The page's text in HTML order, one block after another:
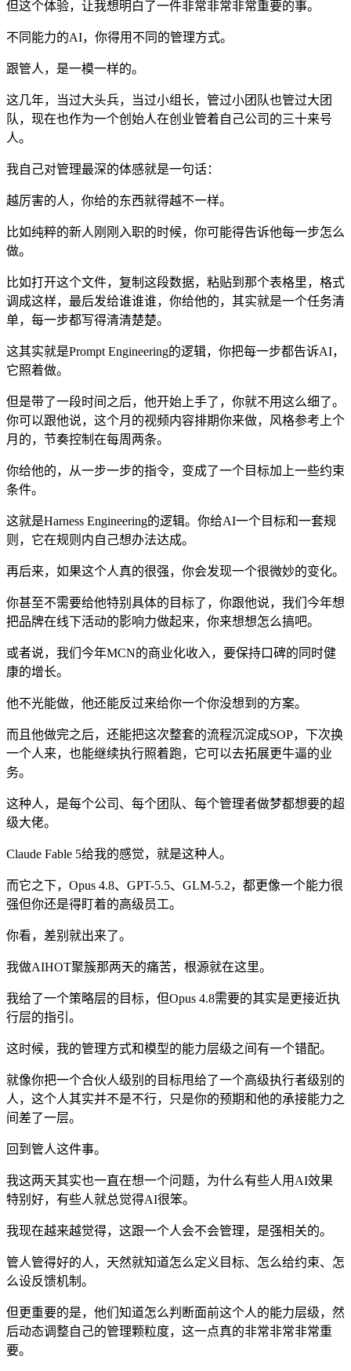
但这个体验，让我想明白了一件非常非常非常重要的事。
不同能力的AI，你得用不同的管理方式。
跟管人，是一模一样的。
这几年，当过大头兵，当过小组长，管过小团队也管过大团
队，现在也作为一个创始人在创业管着自己公司的三十来号
人。
我自己对管理最深的体感就是一句话：
越厉害的人，你给的东西就得越不一样。
比如纯粹的新人刚刚入职的时候，你可能得告诉他每一步怎么
做。
比如打开这个文件，复制这段数据，粘贴到那个表格里，格式
调成这样，最后发给谁谁谁，你给他的，其实就是一个任务清
单，每一步都写得清清楚楚。
这其实就是Prompt Engineering的逻辑，你把每一步都告诉AI，
它照着做。
但是带了一段时间之后，他开始上手了，你就不用这么细了。
你可以跟他说，这个月的视频内容排期你来做，风格参考上个
月的，节奏控制在每周两条。
你给他的，从一步一步的指令，变成了一个目标加上一些约束
条件。
这就是Harness Engineering的逻辑。你给AI一个目标和一套规
则，它在规则内自己想办法达成。
再后来，如果这个人真的很强，你会发现一个很微妙的变化。
你甚至不需要给他特别具体的目标了，你跟他说，我们今年想
把品牌在线下活动的影响力做起来，你来想想怎么搞吧。
或者说，我们今年MCN的商业化收入，要保持口碑的同时健
康的增长。
他不光能做，他还能反过来给你一个你没想到的方案。
而且他做完之后，还能把这次整套的流程沉淀成SOP，下次换
一个人来，也能继续执行照着跑，它可以去拓展更牛逼的业
务。
这种人，是每个公司、每个团队、每个管理者做梦都想要的超
级大佬。
Claude Fable 5给我的感觉，就是这种人。
而它之下，Opus 4.8、GPT-5.5、GLM-5.2，都更像一个能力很
强但你还是得盯着的高级员工。
你看，差别就出来了。
我做AIHOT聚簇那两天的痛苦，根源就在这里。
我给了一个策略层的目标，但Opus 4.8需要的其实是更接近执
行层的指引。
这时候，我的管理方式和模型的能力层级之间有一个错配。
就像你把一个合伙人级别的目标甩给了一个高级执行者级别的
人，这个人其实并不是不行，只是你的预期和他的承接能力之
间差了一层。
回到管人这件事。
我这两天其实也一直在想一个问题，为什么有些人用AI效果
特别好，有些人就总觉得AI很笨。
我现在越来越觉得，这跟一个人会不会管理，是强相关的。
管人管得好的人，天然就知道怎么定义目标、怎么给约束、怎
么设反馈机制。
但更重要的是，他们知道怎么判断面前这个人的能力层级，然
后动态调整自己的管理颗粒度，这一点真的非常非常非常重
要。